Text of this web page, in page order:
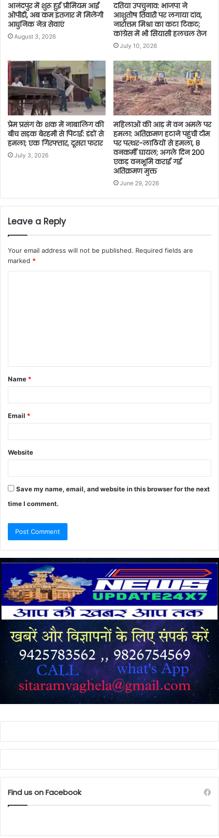
आनंदपुर में शुरू हुई प्रीमियम आई
ओपीडी, अब कम इंतजार में मिलेंगी
आधुनिक नेत्र सेवाएं
August 3, 2026
दतिया उपचुनाव: भाजपा ने
आशुतोष तिवारी पर लगाया दांव,
नारोत्तम मिश्रा का कटा टिकट;
कांग्रेस में भी सियासी हलचल तेज
July 10, 2026
प्रेम प्रसंग के शक में नाबालिग की
बीच सड़क बेरहमी से पिटाई: डंडों से
हमला; एक गिरफ्तार, दूसरा फरार
July 3, 2026
महिलाओं की आड़ में वन अमले पर
हमला: अतिक्रमण हटाने पहुंची टीम
पर पत्थर-लाठियों से हमला, 8
वनकर्मी घायल; अगले दिन 200
एकड़ वनभूमि कराई गई
अतिक्रमण मुक्त
June 29, 2026
Leave a Reply
Your email address will not be published. Required fields are
marked *
t
*
Name *
Email *
Website
Save my name, email, and website in this browser for the next
time I comment.
Find us on Facebook